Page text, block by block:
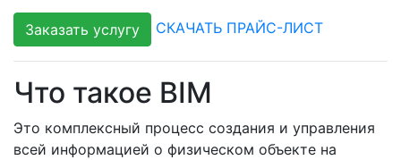
Заказать услугу СКАЧАТЬ ПРАЙС-ЛИСТ
Что такое BIM
Это комплексный процесс создания и управления
всей информацией о физическом объекте на